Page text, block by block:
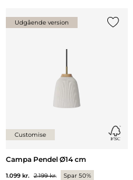
Udgående version
Customise
Campa Pendel Ø14 cm
1.099 kr. 2.199 kr.
Spar 50%